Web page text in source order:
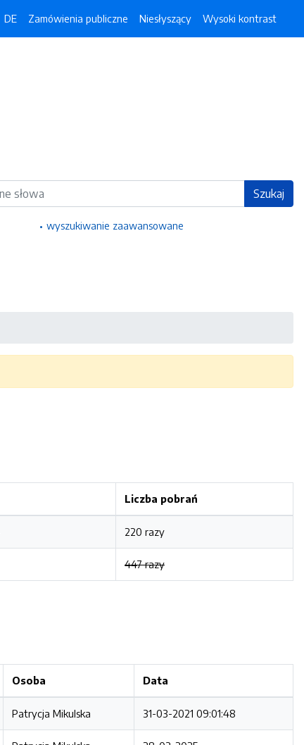
DE Zamówienia publiczne Niesłyszący Wysoki kontrast
Szukaj
wyszukiwanie zaawansowane
Liczba pobrań
220 razy
447 razy
Osoba Data
Patrycja Mikulska 31-03-2021 09:01:48